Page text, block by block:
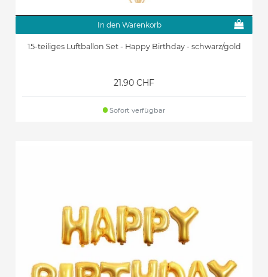
In den Warenkorb
15-teiliges Luftballon Set - Happy Birthday - schwarz/gold
21.90 CHF
Sofort verfügbar